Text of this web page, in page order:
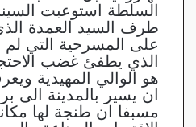
السلطة استوعبت
طرف السيد العمدة
على المسرحية التي لم
الذي يطفئ غضب
هو الوالي المهيدية
ان يسير بالمدينة الى
مسبفا ان طنجة لها